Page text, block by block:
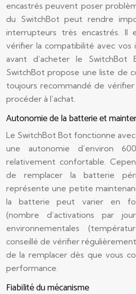
encastrés peuvent poser
du SwitchBot peut rendre
interrupteurs très encastrés. Il
vérifier la compatibilité avec vos
avant d’acheter le
SwitchBot propose une liste de
toujours recommandé de
procéder à l’achat.
Autonomie de la batterie et
Le SwitchBot Bot fonctionne
une autonomie d’environ
relativement confortable.
de remplacer la batterie
représente une petite
la batterie peut varier en
(nombre d’activations par
environnementales
conseillé de vérifier
de la remplacer dès que vous
performance.
Fiabilité du mécanisme